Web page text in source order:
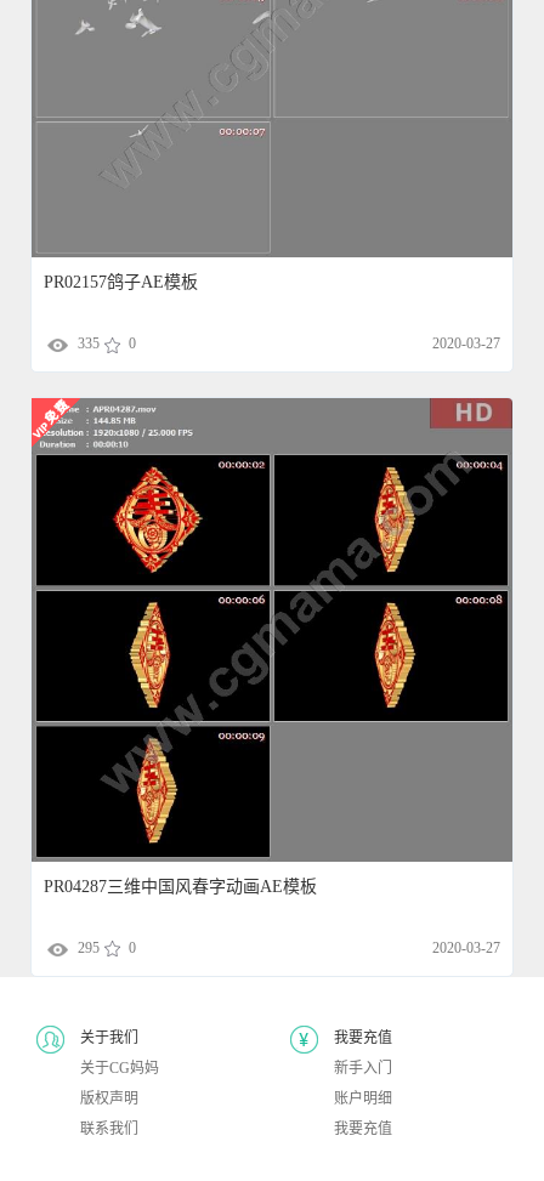
PR02157鸽子AE模板
335 0 2020-03-27
PR04287三维中国风春字动画AE模板
295 0 2020-03-27
关于我们
关于CG妈妈
版权声明
联系我们
我要充值
新手入门
账户明细
我要充值